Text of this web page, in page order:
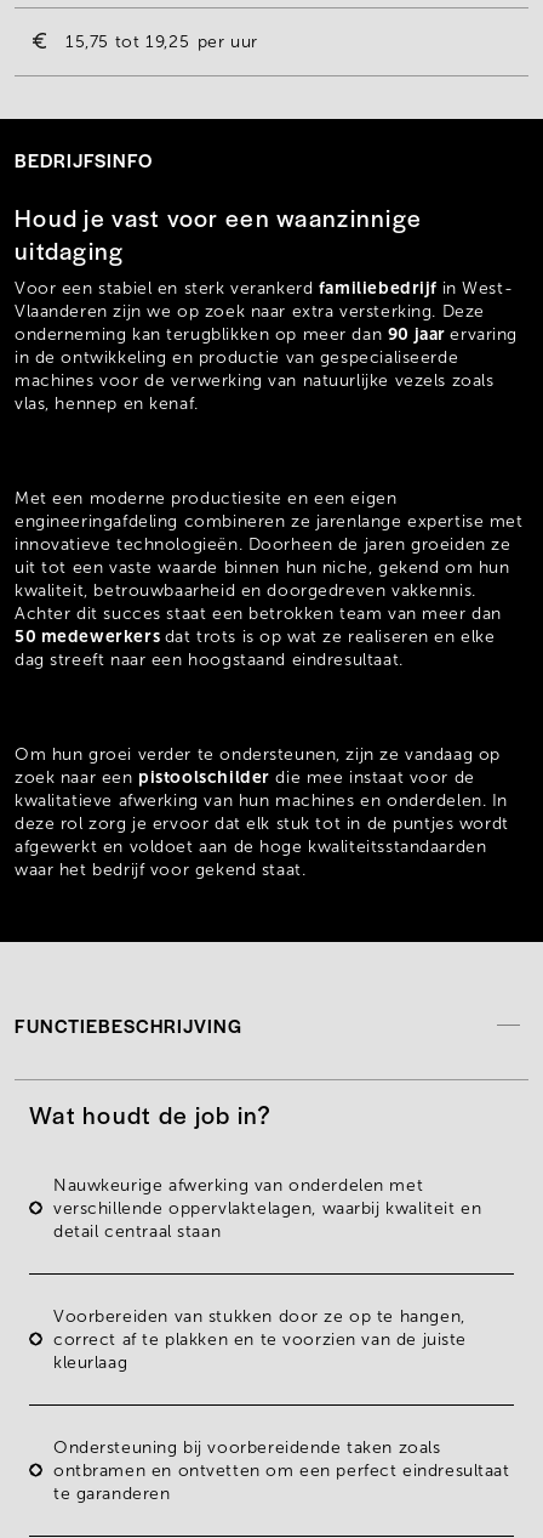
15,75 19,25 per uur
BEDRIJFSINFO
Houd je vast voor een waanzinnige
uitdaging
Voor een stabiel en sterk verankerd familiebedrijf in West-
Vlaanderen zijn we op zoek naar extra versterking. Deze
onderneming kan terugblikken op meer dan 90 jaarervaring
in de ontwikkeling en productie van gespecialiseerde
machines voor de verwerking van natuurlijke vezels zoals
vlas, hennep en kenaf.
Met een moderne productiesite en een eigen
engineeringafdeling combineren ze jarenlange expertise met
innovatieve technologieën. Doorheen de jaren groeiden ze
uit tot een vaste waarde binnen hun niche, gekend om hun
kwaliteit, betrouwbaarheid en doorgedreven vakkennis.
Achter dit succes staat een betrokken team van meer dan
50 medewerkers dat trots is op wat ze realiseren en elke
dag streeft naar een hoogstaand eindresultaat.
Om hun groei verder te ondersteunen, zijn ze vandaag op
zoek naar een pistoolschilder die mee instaat voor de
kwalitatieve afwerking van hun machines en onderdelen. In
deze rol zorg je ervoor dat elk stuk tot in de puntjes wordt
afgewerkt en voldoet aan de hoge kwaliteitsstandaarden
waar het bedrijf voor gekend staat.
FUNCTIEBESCHRIJVING
Wat houdt de job in?
Nauwkeurige afwerking van onderdelen met
verschillende oppervlaktelagen, waarbij kwaliteit en
detail centraal staan
Voorbereiden van stukken door ze op te hangen,
correct af te plakken en te voorzien van de juiste
kleurlaag
Ondersteuning bijvoorbereidende taken zoals
ontbramen en ontvetten om een perfect eindresultaat
te garanderen